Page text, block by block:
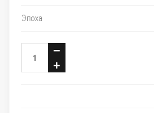
Эпоха
−
+